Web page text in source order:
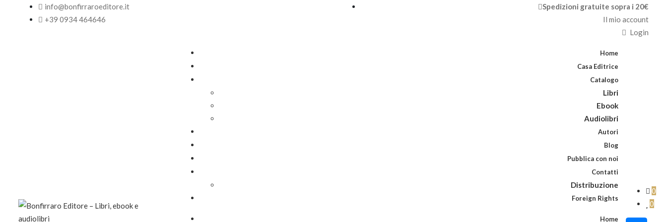
info@bonfirraroeditore.it
+39 0934 464646
Spedizioni gratuite sopra i 20€
Il mio account
Login
Home
Casa Editrice
Catalogo
Libri
Ebook
Audiolibri
Autori
Blog
Pubblica con noi
Contatti
Distribuzione
Foreign Rights
Home
0
0